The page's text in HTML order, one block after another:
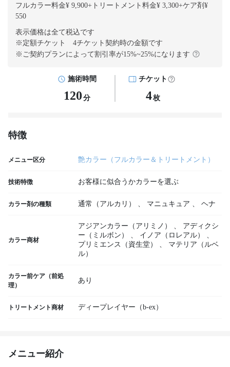
フルカラー料金¥ 9,900+ トリートメント料金¥ 3,300+ケア剤¥
550
表示価格は全て税込です
※定額チケット 4チケット契約時の金額です
※ご契約プランによって割引率が15%~25%になります
施術時間
120 分
チケット
4枚
特徴
メニュー区分 艶カラー（フルカラー＆トリートメント）
技術特徴 お客様に似合うかカラーを選ぶ
カラー剤の種類 通常（アルカリ） 、 マニュキュア 、 ヘナ
カラー商材
アジアンカラー（アリミノ） 、
アディクシ
ー（ミルボン）
、 イノア（ロレアル）
、
プリミエンス（資生堂）
、
マテリア（ルベ
ル）
カラー前ケア（前処
理）
あり
トリートメント商材 ディープレイヤー（b-ex）
メニュー紹介